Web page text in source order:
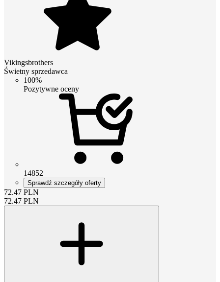
Vikingsbrothers
Świetny sprzedawca
100%
Pozytywne oceny
14852
Sprawdź szczegóły oferty
72.47 PLN
72.47 PLN